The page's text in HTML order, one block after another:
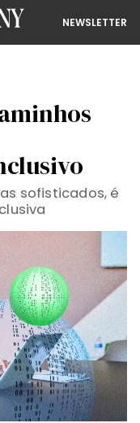
NEWSLETTER
sofisticados, é